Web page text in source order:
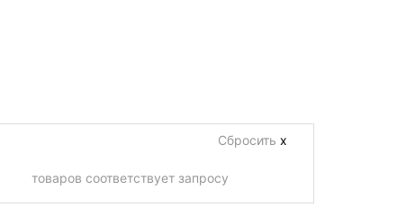
Сбросить х
товаров соответствует запросу